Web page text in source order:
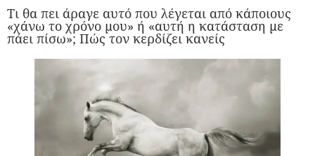
Τι θα πει άραγε αυτό που λέγεται από κάποιους
«χάνω το χρόνο μου» ή «αυτή η κατάσταση με
πάει πίσω»; Πώς τον κερδίζει κανείς